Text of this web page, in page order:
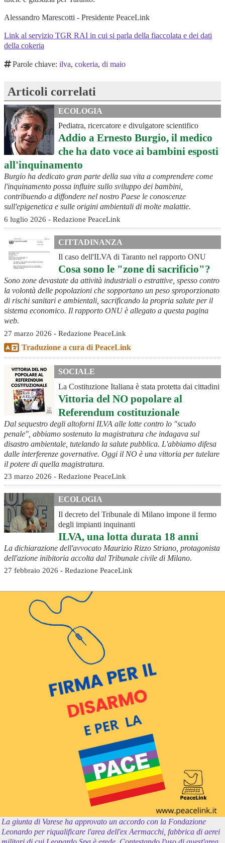
Alessandro Marescotti - Presidente PeaceLink
Link al servizio TGR RAI in cui si parla della fiaccolata e dei dati
della cokeria
Parole chiave:ilva,cokeria,di maio
Articoli correlati
ECOLOGIA
Pediatra, ricercatore e divulgatore scientifico
Addio a Ernesto Burgio, il medico
che ha dato voce ai bambini esposti
all'inquinamento
Burgio ha dedicato gran parte della sua vita a comprendere come
l'inquinamento possa influire sullo sviluppo dei bambini,
contribuendo a diffondere nel nostro Paese le conoscenze
sull'epigenetica e sulle origini ambientali di molte malattie.
6 luglio 2026 - Redazione PeaceLink
CITTADINANZA
Il caso dell'ILVA di Taranto nel rapporto ONU
Cosa sono le "zone di sacrificio"?
Sono zone devastate da attività industriali o estrattive, spesso contro
la volontà delle popolazioni che sopportano un peso sproporzionato
di rischi sanitari e ambientali, sacrificando la propria salute per il
sistema economico. Il rapporto ONU è allegato a questa pagina
web.
27 marzo 2026 - Redazione PeaceLink
Traduzione a cura di PeaceLink
SOCIALE
La Costituzione Italiana è stata protetta dai cittadini
Vittoria del NO popolare al
Referendum costituzionale
Dal sequestro degli altoforni ILVA alle lotte contro lo "scudo
penale", abbiamo sostenuto la magistratura che indagava sul
disastro ambientale, tutelando la salute pubblica. L'abbiamo difesa
dalle interferenze governative. Oggi il NO è una vittoria per tutelare
il potere di quella magistratura.
23 marzo 2026 - Redazione PeaceLink
ECOLOGIA
Il decreto del Tribunale di Milano impone il fermo
degli impianti inquinanti
ILVA, una lotta durata 18 anni
La dichiarazione dell'avvocato Maurizio Rizzo Striano, protagonista
dell'azione inibitoria accolta dal Tribunale civile di Milano.
27 febbraio 2026 - Redazione PeaceLink
La giunta di Varese ha approvato un accordo con la Fondazione
Leonardo per riqualificare l'area dell'ex Aermacchi, fabbrica di aerei